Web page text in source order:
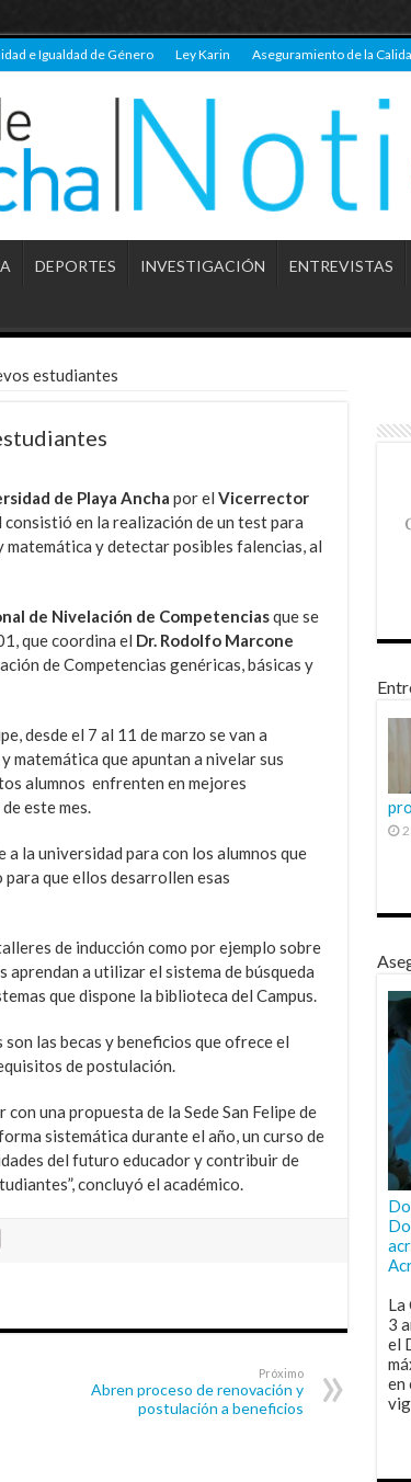
e Igualdad de Género Ley Karin Aseguramiento de la
DEPORTES INVESTIGACIÓN ENTREVISTAS
estudiantes
de Playa Ancha por el Vicerrector
consistió en la realización de un test para
matemática y detectar posibles falencias, al
de Nivelación de Competenciasque se
que coordina el Dr. Rodolfo Marcone
de Competencias genéricas, básicas y
desde el 7 al 11 de marzo se van a
matemática que apuntan a nivelar sus
alumnos enfrenten en mejores
este mes.
a la universidad para con los alumnos que
para que ellos desarrollen esas
de inducción como por ejemplo sobre
a utilizar el sistema de búsqueda
que dispone la biblioteca del Campus.
las becas y beneficios que ofrece el
de postulación.
una propuesta de la Sede San Felipe de
sistemática durante el año, un curso de
del futuro educador y contribuir de
concluyó el académico.
Próximo
Abren proceso de renovación y
postulación a beneficios
La
3
el
en